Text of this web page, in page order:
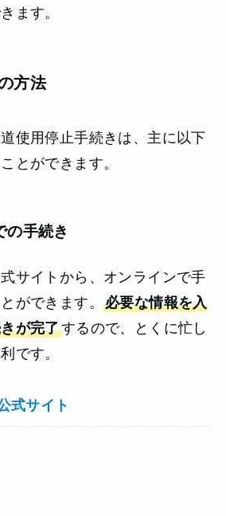
ます。
方法
使用停止手続きは、主に以下
とができます。
の手続き
サイトから、オンラインで手
ができます。 必要な情報を入
が完了するので、とくに忙し
です。
式サイト